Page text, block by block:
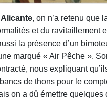
Alicante, on n’a retenu que
et du ravitaillement
la présence d’un
marqué « Air Pêche ».
nous expliquant
de thons pour le
on a dû émettre quelques